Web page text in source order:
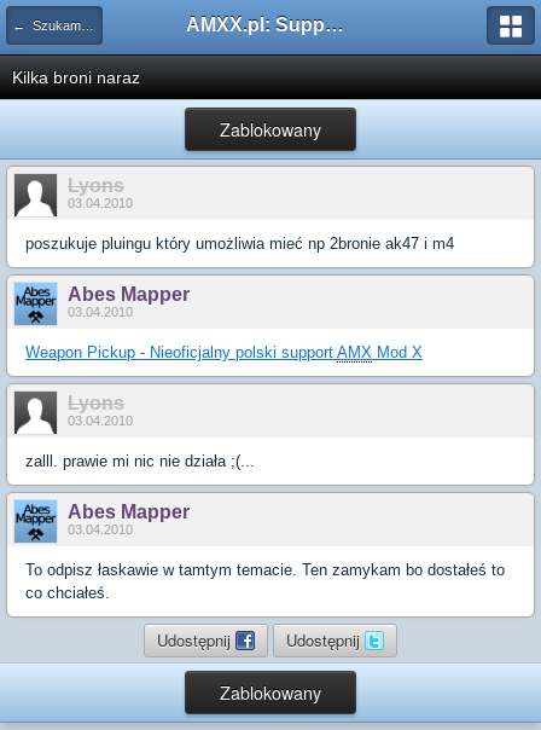
← Szukam pluginu AMXX.pl: Support AMX Mod X i SourceMod
Kilka broni naraz
Zablokowany
Lyons
03.04.2010
poszukuje pluingu który umożliwia mieć np 2bronie ak47 i m4
Abes Mapper
03.04.2010
Weapon Pickup - Nieoficjalny polski support AMX Mod X
Lyons
03.04.2010
zalll. prawie mi nic nie działa ;(...
Abes Mapper
03.04.2010
To odpisz łaskawie w tamtym temacie. Ten zamykam bo dostałeś to
co chciałeś.
Udostępnij Udostępnij
Zablokowany